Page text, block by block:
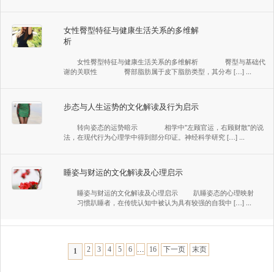
女性臀型特征与健康生活关系的多维解
析
女性臀型特征与健康生活关系的多维解析 臀型与基础代
谢的关联性 臀部脂肪属于皮下脂肪类型，其分布 […] ...
步态与人生运势的文化解读及行为启示
转向姿态的运势暗示 相学中"左顾官运，右顾财散"的说
法，在现代行为心理学中得到部分印证。神经科学研究 […] ...
睡姿与财运的文化解读及心理启示
睡姿与财运的文化解读及心理启示 趴睡姿态的心理映射
习惯趴睡者，在传统认知中被认为具有较强的自我中 […] ...
1 2 3 4 5 6 ... 16 下一页 末页